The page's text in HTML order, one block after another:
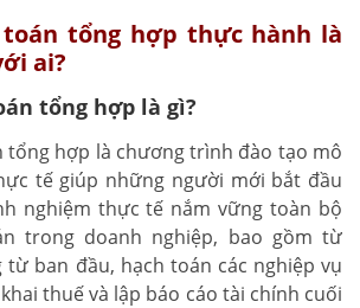
toán tổng hợp thực hành là
ai?
tổng hợp là gì?
tổng hợp là chương trình đào tạo mô
tế giúp những người mới bắt đầu
nghiệm thực tế nắm vững toàn bộ
trong doanh nghiệp, bao gồm từ
từ ban đầu, hạch toán các nghiệp vụ
thuế và lập báo cáo tài chính cuối